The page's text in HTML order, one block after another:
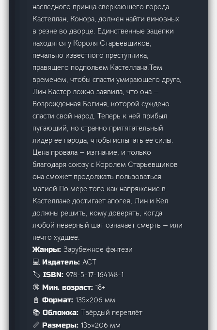
наследного принца сверкающего города
Кастеллан, Конора, должен найти виновных
в резне во дворце. Единственные зацепки
находятся у Короля Старьевщиков,
печально известного преступника,
правящего подпольем Кастеллана.Тем
временем, чтобы спасти умирающего друга,
Лин Кастер ложно заявила, что она —
Возрожденная Богиня, которой суждено
спасти свой народ. Теперь к ней прибыл
пугающий, но странно притягательный
лидер ее народа, чтобы испытать ее силы.
Цена провала — изгнание, и только
благодаря союзу с Королем Старьевщиков
она сможет продолжать пользоваться
магией.По мере того как напряжение в
Кастеллане достигает апогея, Лин и Кел
должны решить, кому доверять, когда
любой неверный шаг означает смерть — или
нечто худшее.
Жанры:Зарубежное фэнтези
💻 Издатель:АСТ
🏷️ ISBN:978-5-17-164148-1
🔞 Мин. возраст:18+
📓 Формат:135×206 мм
📚 Обложка:Твёрдый переплёт
📏 Размеры:135×206 мм